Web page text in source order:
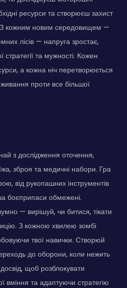
ресурси та створюєш захист
З кожним новим середовищем —
лісів — напруга зростає,
стратегії та мужності. Кожен
а кожна ніч перетворюється
проти все більшої
з дослідження оточення,
зброя та медичні набори. Гра
від рукопашних інструментів
боєприпаси обмежені.
— вирішуй, чи битися, тікати
З кожною хвилею зомбі
твої навички. Створюй
до оборони, коли нежить
щоб розблокувати
вміння та адаптуючи стратегію